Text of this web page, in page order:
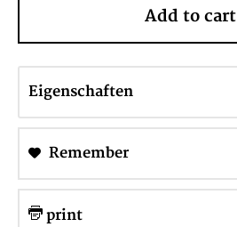
Add to cart
Eigenschaften
Remember
print